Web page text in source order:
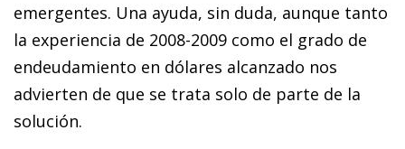
emergentes. Una ayuda, sin duda, aunque tanto
la experiencia de 2008-2009 como el grado de
endeudamiento en dólares alcanzado nos
advierten de que se trata solo de parte de la
solución.